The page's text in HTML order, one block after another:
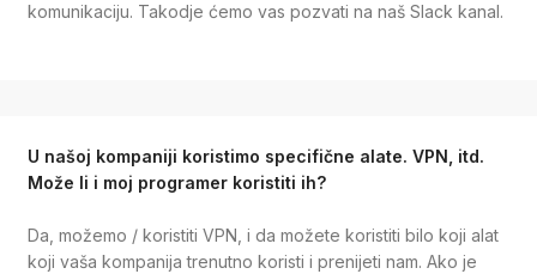
komunikaciju. Takodje ćemo vas pozvati na naš Slack kanal.
U našoj kompaniji koristimo specifične alate. VPN, itd.
Može li i moj programer koristiti ih?
Da, možemo / koristiti VPN, i da možete koristiti bilo koji alat
koji vaša kompanija trenutno koristi i prenijeti nam. Ako je